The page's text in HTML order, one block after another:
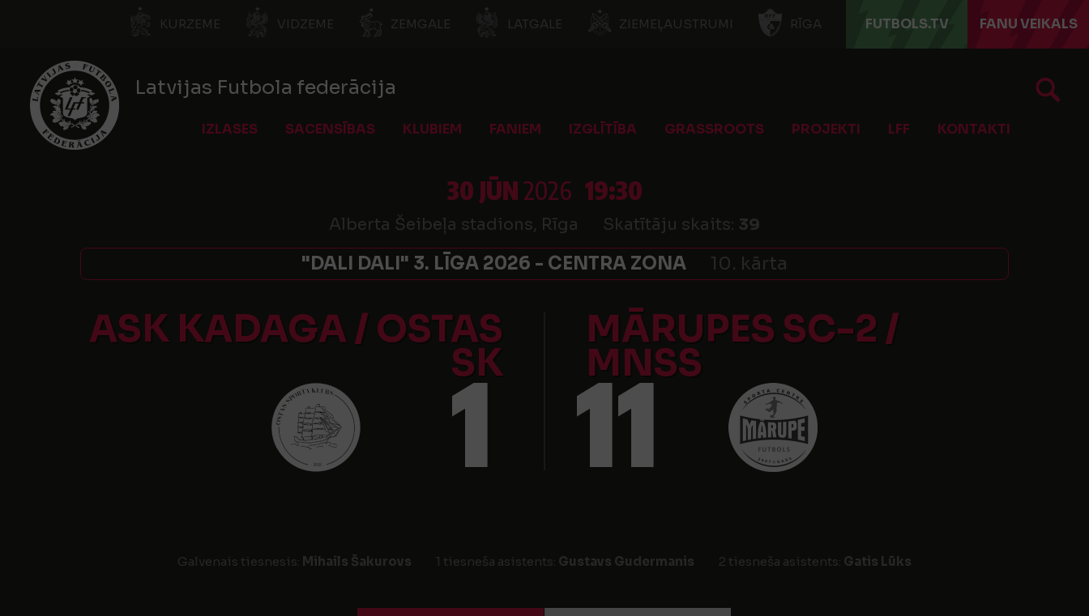
KURZEME VIDZEME ZEMGALE LATGALE ZIEMEĻAUSTRUMI RĪGA FUTBOLS.TV FANU VEIKALS
Latvijas Futbola federācija
IZLASES SACENSĪBAS KLUBIEM FANIEM IZGLĪTĪBA GRASSROOTS PROJEKTI LFF KONTAKTI
30 JŪN2026 19:30
Alberta Šeibeļa stadions, Rīga Skatītāju skaits: 39
"DALI DALI" 3. LĪGA 2026 - CENTRA ZONA 10. kārta
ASK KADAGA / OSTAS
SK
MĀRUPES SC-2 /
MNSS
1 11
Galvenais tiesnesis: Mihails Šakurovs 1 tiesneša asistents: Gustavs Gudermanis 2 tiesneša asistents: Gatis Lūks